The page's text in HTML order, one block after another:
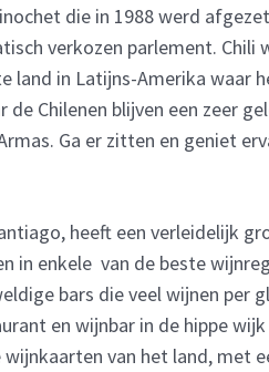
die in 1988 werd
verkozen parlement.
land in Latijns-Amerika waar
de Chilenen blijven een zeer
Ga er zitten en geniet
heeft een verleidelijk
in enkele van de beste
bars die veel wijnen per
en wijnbar in de hippe wijk
van het land, met